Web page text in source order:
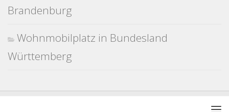
Brandenburg
Wohnmobilplatz in Bundesland
Württemberg